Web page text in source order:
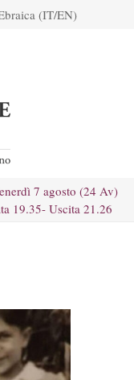
(IT/EN)
7 agosto (24 Av)
19.35- Uscita 21.26